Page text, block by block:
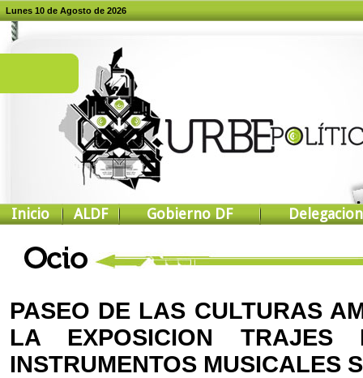
Lunes 10 de Agosto de 2026
Inicio ALDF Gobierno DF
PASEO DE LAS CULTURAS
LA EXPOSICION TRAJES
INSTRUMENTOS MUSICALES